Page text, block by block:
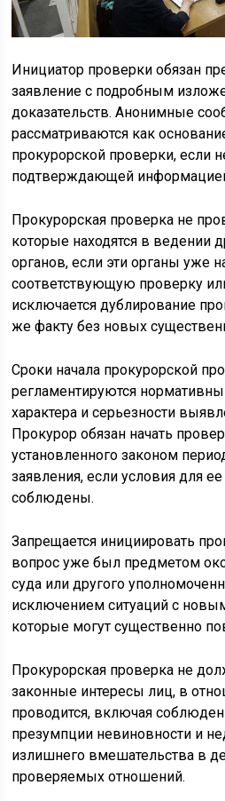
Инициатор проверки обязан
заявление с подробным
доказательств. Анонимные
рассматриваются как
прокурорской проверки, если
подтверждающей
Прокурорская проверка не
которые находятся в ведении
органов, если эти органы уже
соответствующую проверку
исключается дублирование
же факту без новых
Сроки начала прокурорской
регламентируются
характера и серьезности
Прокурор обязан начать
установленного законом
заявления, если условия для
соблюдены.
Запрещается инициировать
вопрос уже был предметом
суда или другого
исключением ситуаций с
которые могут существенно
Прокурорская проверка не
законные интересы лиц, в
проводится, включая
презумпции невиновности и
излишнего вмешательства в
проверяемых отношений.